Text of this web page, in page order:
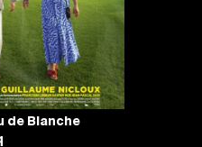
de Blanche